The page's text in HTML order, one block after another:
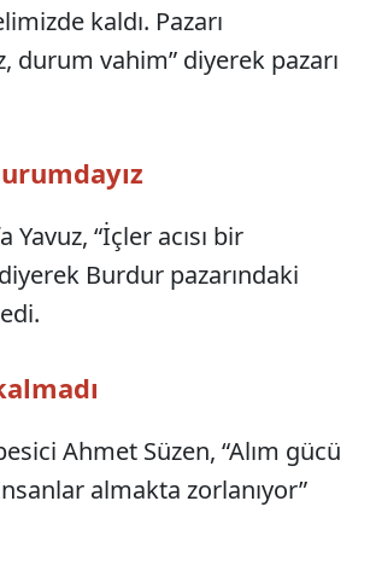
kaldı. Pazarı
durum vahim” diyerek pazarı
Yavuz, “İçler acısı bir
Burdur pazarındaki
Ahmet Süzen, “Alım gücü
almakta zorlanıyor”